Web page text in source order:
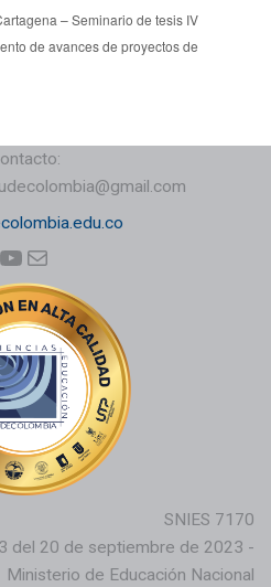
– Seminario de tesis IV
de avances de proyectos de
YouTube
Correo electrónico
SNIES 7170
del 20 de septiembre de 2023 -
Ministerio de Educación Nacional